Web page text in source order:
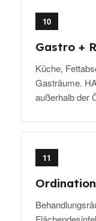
10
Gastro +
Küche,
Gasträume.
außerhalb der
11